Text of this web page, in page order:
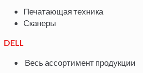
Печатающая техника
Сканеры
DELL
Весь ассортимент продукции